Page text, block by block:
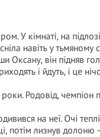
У кімнаті, на
навіть у
він підняв
і йдуть, і це
Родовід, чемпіон
на неї. Очі
потім лизнув